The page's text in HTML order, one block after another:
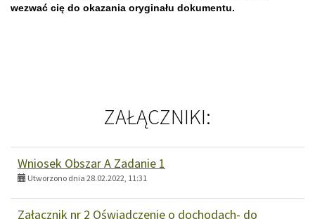
wezwać cię do okazania oryginału dokumentu.
ZAŁĄCZNIKI:
Wniosek Obszar A Zadanie 1
Utworzono dnia 28.02.2022, 11:31
Załącznik nr 2 Oświadczenie o dochodach- do